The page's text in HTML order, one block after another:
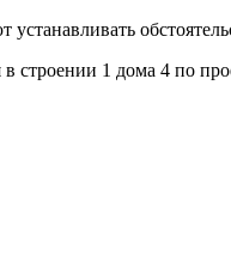
строении 1 дома 4 по